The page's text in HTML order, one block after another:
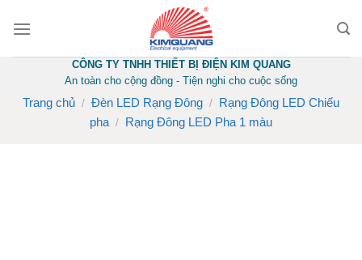
CÔNG TY TNHH THIẾT BỊ ĐIỆN KIM QUANG
An toàn cho cộng đồng - Tiện nghi cho cuộc sống
Trang chủ / Đèn LED Rạng Đông /
Rạng Đông LED Chiếu
pha / Rạng Đông LED Pha 1 màu